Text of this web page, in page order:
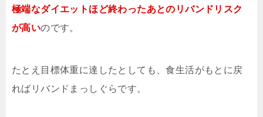
極端なダイエットほど終わったあとのリバンドリスク
が高いのです。
たとえ目標体重に達したとしても、食生活がもとに戻
ればリバンドまっしぐらです。